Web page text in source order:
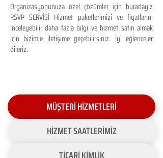
Organizasyonunuza özel çözümler için buradayız
RSVP SERVİSİ Hizmet paketlerimizi ve fiyatlarını
inceleyebilir daha fazla bilgi ve hizmet satın almak
için bizimle iletişime geçebilirsiniz. İyi eğlenceler
dileriz.
MÜŞTERİ HİZMETLERİ
HİZMET SAATLERİMİZ